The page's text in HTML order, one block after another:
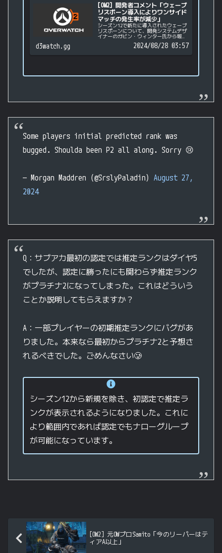
[OW2] 開発者コメント「ウェーブ
リスポーン導入によりワンサイド
マッチの発生率が減少」
シーズン12で新たに導入されたウェーブ
リスポーンについて、開発システムデザ
イナーのガビン・ウィンター氏から報告
がありました。I'm happy to report
that Wave Respawn has reduced the
d3watch.gg 2024/08/28 03:57
Some players initial predicted rank was
bugged. Shoulda been P2 all along. Sorry 😢
— Morgan Maddren (@SrslyPaladin) August 27,
2024
Q：サブアカ最初の認定では推定ランクはダイヤ5
でしたが、認定に勝ったにも関わらず推定ランク
がプラチナ2になってしまった。これはどういう
ことか説明してもらえますか？
A：一部プレイヤーの初期推定ランクにバグがあ
りました。本来なら最初からプラチナ2と予想さ
れるべきでした。ごめんなさい🥲
シーズン12から新規を除き、初認定で推定ラ
ンクが表示されるようになりました。これに
より範囲内であれば認定でもナローグループ
が可能になっています。
[OW2] 元OWプロSamito「今のリーパーはテ
ィアA以上」